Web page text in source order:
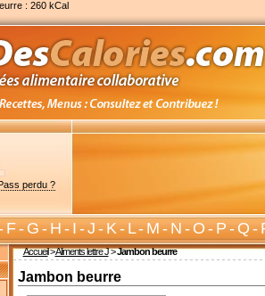
: 260 kCal
perdu ?
F-G-H-I-J-K-L-M-N-O-P-Q-
Accueil>Aliments lettre J>Jambon beurre
Jambon beurre